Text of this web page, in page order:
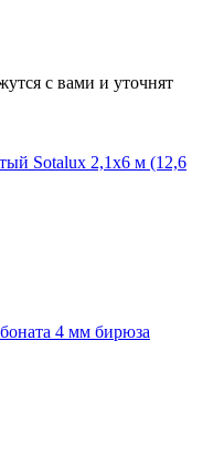
с вами и уточнят
Sotalux 2,1х6 м (12,6
4 мм бирюза